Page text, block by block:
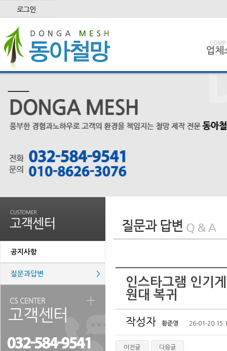
업체
공지사항
질문과답변 >
인스타그램 인기
원대 복귀
작성자 황준영 26-01-20
이전글 다음글